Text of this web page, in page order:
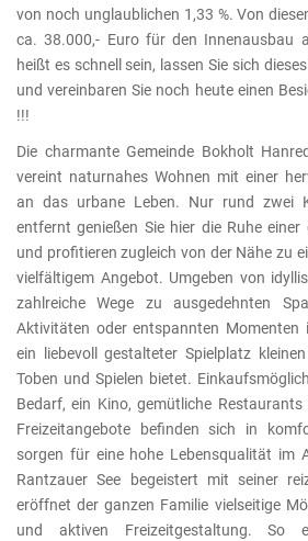
von noch unglaublichen 1,33 %. Von
ca. 38.000,- Euro für den Innenausbau
heißt es schnell sein, lassen Sie sich
und vereinbaren Sie noch heute einen
!!!
Die charmante Gemeinde Bokholt
vereint naturnahes Wohnen mit einer
an das urbane Leben. Nur rund zwei
entfernt genießen Sie hier die Ruhe einer
und profitieren zugleich von der Nähe zu
vielfältigem Angebot. Umgeben von
zahlreiche Wege zu ausgedehnten
Aktivitäten oder entspannten Momenten
ein liebevoll gestalteter Spielplatz
Toben und Spielen bietet.
Bedarf, ein Kino, gemütliche
Freizeitangebote befinden sich in
sorgen für eine hohe Lebensqualität im
Rantzauer See begeistert mit seiner
eröffnet der ganzen Familie vielseitige
und aktiven Freizeitgestaltung. So